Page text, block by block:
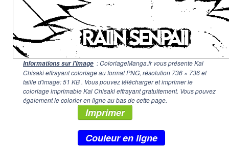
Informations sur l'image : ColoriageManga.fr vous présente Kai
Chisaki effrayant coloriage au format PNG, résolution 736 × 736et
taille d'image: 51 KB . Vous pouvez télécharger et imprimer le
coloriage imprimable Kai Chisaki effrayant gratuitement. Vous pouvez
également le colorier en ligne au bas de cette page.
Imprimer
Couleur en ligne